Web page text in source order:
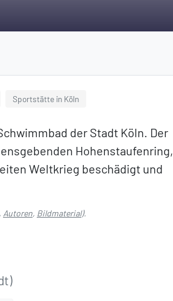
Sportstätte in Köln
der Stadt Köln. Der
Hohenstaufenring,
Weltkrieg beschädigt und
Autoren, Bildmaterial).